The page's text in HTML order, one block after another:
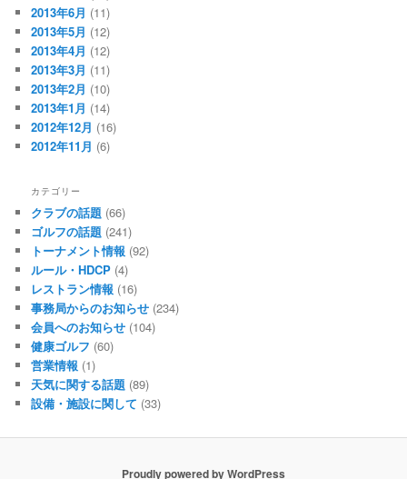
2013年6月 (11)
2013年5月 (12)
2013年4月 (12)
2013年3月 (11)
2013年2月 (10)
2013年1月 (14)
2012年12月 (16)
2012年11月 (6)
カテゴリー
クラブの話題 (66)
ゴルフの話題 (241)
トーナメント情報 (92)
ルール・HDCP (4)
レストラン情報 (16)
事務局からのお知らせ (234)
会員へのお知らせ (104)
健康ゴルフ (60)
営業情報 (1)
天気に関する話題 (89)
設備・施設に関して (33)
Proudly powered by WordPress